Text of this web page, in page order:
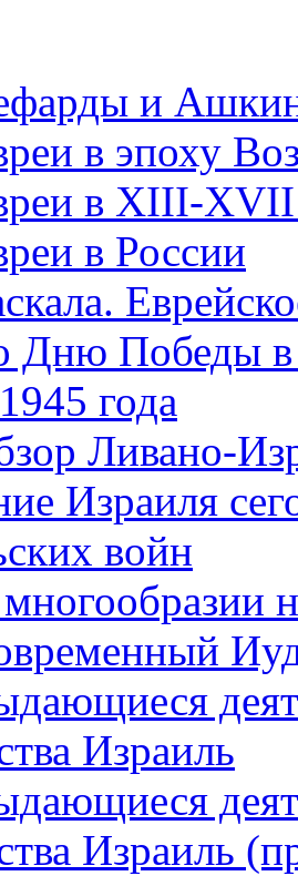
и
в эпоху
в XIII-XVII
в России
Победы в
года
Ливано-
Израиля
войн
Израиль
Израиль